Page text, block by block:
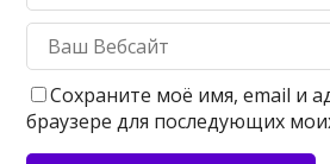
Сохраните моё имя, email и
браузере для последующих